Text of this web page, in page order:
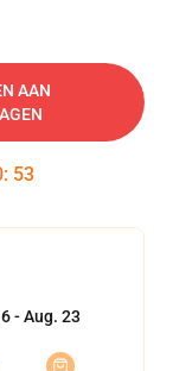
AAN
: 53
- Aug. 23